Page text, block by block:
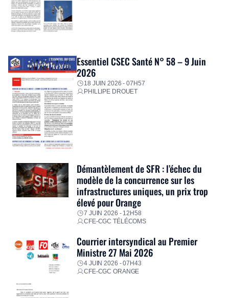
Essentiel CSEC Santé N° 58 – 9 Juin
2026
18 JUIN 2026 - 07H57
PHILLIPE DROUET
Démantèlement de SFR : l’échec du
modèle de la concurrence sur les
infrastructures uniques, un prix trop
élevé pour Orange
7 JUIN 2026 - 12H58
CFE-CGC TÉLÉCOMS
Courrier intersyndical au Premier
Ministre 27 Mai 2026
4 JUIN 2026 - 07H43
CFE-CGC ORANGE